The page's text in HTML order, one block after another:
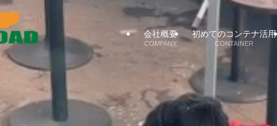
会社概要
COMPANY
初めてのコンテナ活用
CONTAINER